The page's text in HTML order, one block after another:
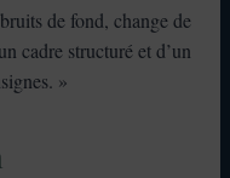
de fond, change de
cadre structuré et d’un
»